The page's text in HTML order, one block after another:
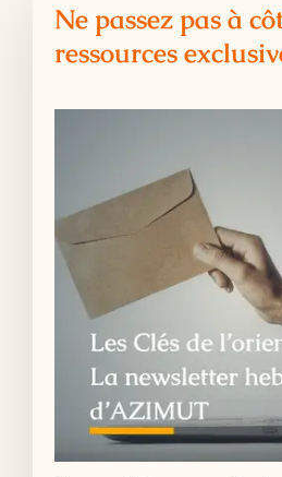
Ne passez pas à
ressources